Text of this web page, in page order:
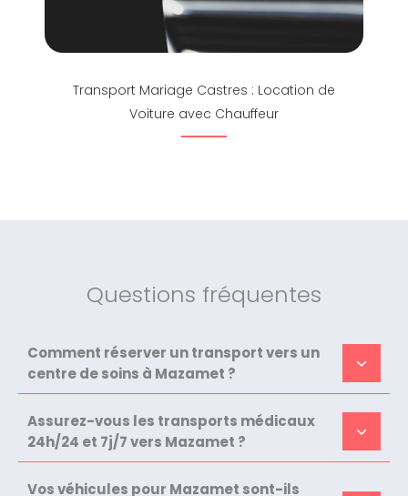
Transport Mariage Castres : Location de
Voiture avec Chauffeur
Questions fréquentes
Comment réserver un transport vers un
centre de soins à Mazamet ?
Assurez-vous les transports médicaux
24h/24 et 7j/7 vers Mazamet ?
Vos véhicules pour Mazamet sont-ils